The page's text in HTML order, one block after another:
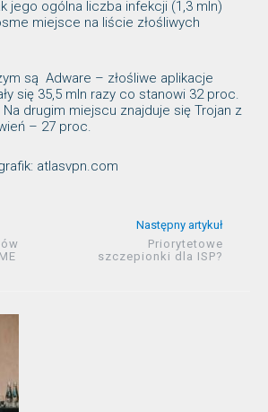
jego ogólna liczba infekcji (1,3 mln)
miejsce na liście złośliwych
są Adware – złośliwe aplikacje
się 35,5 mln razy co stanowi 32 proc.
drugim miejscu znajduje się Trojan z
– 27 proc.
atlasvpn.com
Następny artykuł
Priorytetowe
szczepionki dla ISP?